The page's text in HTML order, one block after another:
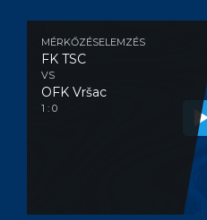
MÉRKŐZÉSELEMZÉS
FK TSC
VS
OFK Vršac
1 : 0